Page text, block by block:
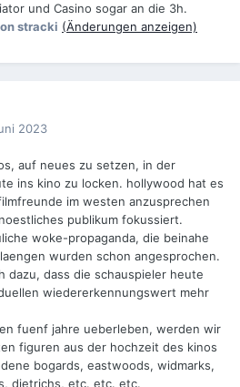
und Casino sogar an die 3h.
stracki (Änderungen anzeigen)
2023
auf neues zu setzen, in der
ins kino zu locken. hollywood hat es
im westen anzusprechen
publikum fokussiert.
woke-propaganda, die beinahe
wurden schon angesprochen.
dazu, dass die schauspieler heute
wiedererkennungswert mehr
fuenf jahre ueberleben, werden wir
figuren aus der hochzeit des kinos
bogards, eastwoods, widmarks,
dietrichs, etc. etc. etc.